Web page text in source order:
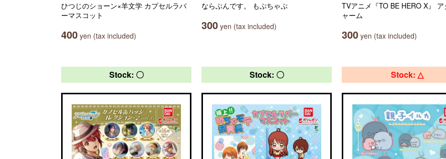
ひつじのショーン×羊文学 カプセルラバ
ーマスコット
400 yen (tax included)
ならぶんです。 もぷちゃぷ
300 yen (tax included)
TVアニメ『TO BE HERO X』 ア
ャーム
300 yen (tax included)
Stock: 〇 Stock: 〇 Stock: △